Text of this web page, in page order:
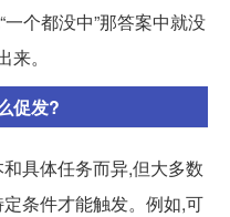
一个都没中”那答案中就没
。
促发?
具体任务而异,但大多数
条件才能触发。例如,可